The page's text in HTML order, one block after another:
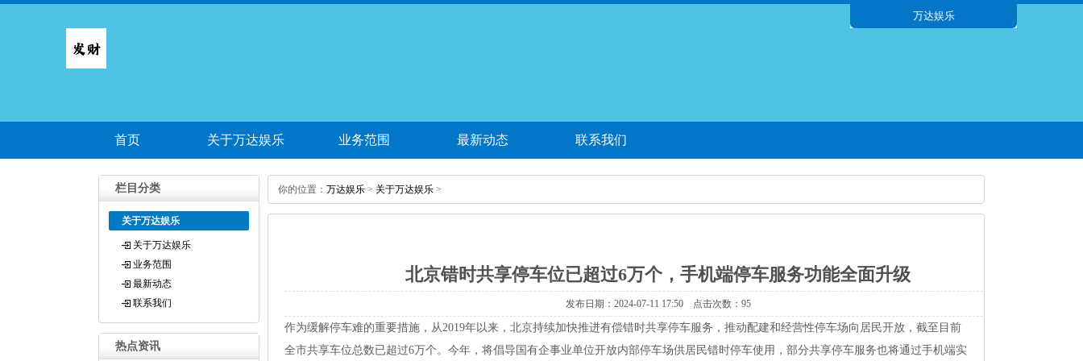
万达娱乐
首页 关于万达娱乐 业务范围 最新动态 联系我们
栏目分类
关于万达娱乐
关于万达娱乐
业务范围
最新动态
联系我们
热点资讯
你的位置： 万达娱乐 > 关于万达娱乐 >
北京错时共享停车位已超过6万个，手机端停车服务功能全面升级
发布日期：2024-07-11 17:50 点击次数：95
作为缓解停车难的重要措施，从2019年以来，北京持续加快推进有偿错时共享停车服务，推动配建和经营性停车场向居民开放，截至目前
全市共享车位总数已超过6万个。今年，将倡导国有企事业单位开放内部停车场供居民错时停车使用，部分共享停车服务也将通过手机端实